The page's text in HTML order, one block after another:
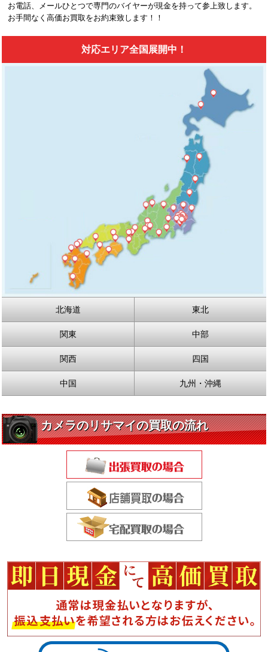
お電話、メールひとつで専門のバイヤーが現金を持って参上致します。
お手間なく高価お買取をお約束致します！！
対応エリア全国展開中！
北海道 東北
関東 中部
関西 四国
中国 九州・沖縄